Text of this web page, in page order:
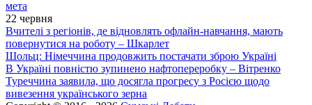
мета
22 червня
Вчителі з регіонів, де відновлять офлайн-навчання, мають
повернутися на роботу – Шкарлет
Шольц: Німеччина продовжить постачати зброю Україні
В Україні повністю зупинено нафтопереробку – Вітренко
Туреччина заявила, що досягла прогресу з Росією щодо
вивезення українського зерна